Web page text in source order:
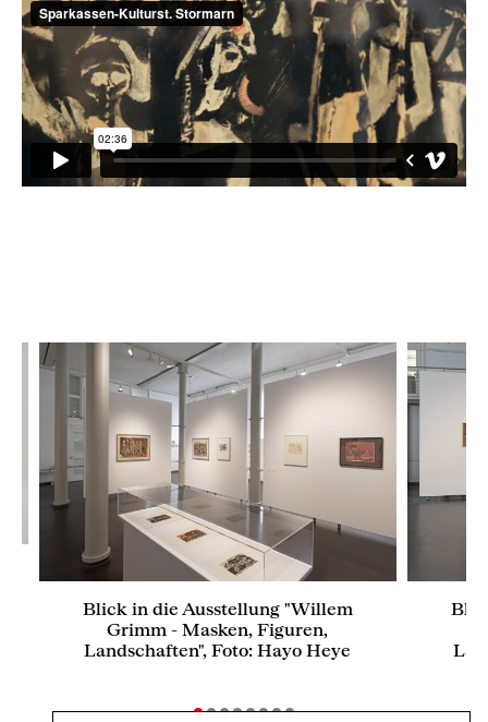
Blick in die Ausstellung "Willem
Grimm - Masken, Figuren,
Landschaften", Foto: Hayo Heye